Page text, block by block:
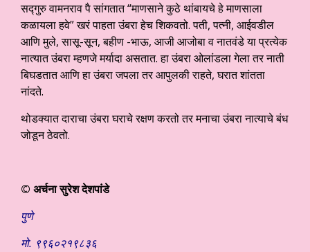
सद्गुरु वामनराव पै सांगतात “माणसाने कुठे थांबायचे हे माणसाला
कळायला हवे” खरं पाहता उंबरा हेच शिकवतो. पती, पत्नी, आईवडील
आणि मुले, सासू-सून, बहीण -भाऊ, आजी आजोबा व नातवंडे या प्रत्येक
नात्यात उंबरा म्हणजे मर्यादा असतात. हा उंबरा ओलांडला गेला तर नाती
बिघडतात आणि हा उंबरा जपला तर आपुलकी राहते, घरात शांतता
नांदते.
थोडक्यात दाराचा उंबरा घराचे रक्षण करतो तर मनाचा उंबरा नात्याचे बंध
जोडून ठेवतो.
© अर्चना सुरेश देशपांडे
पुणे
मो. ९९६०२१९८३६